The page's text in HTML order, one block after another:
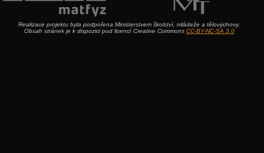
Realizace projektu byla podpořena Ministerstvem školství, mládeže a tělovýchovy.
Obsah stránek je k dispozici pod licencí Creative Commons CC-BY-NC-SA 3.0